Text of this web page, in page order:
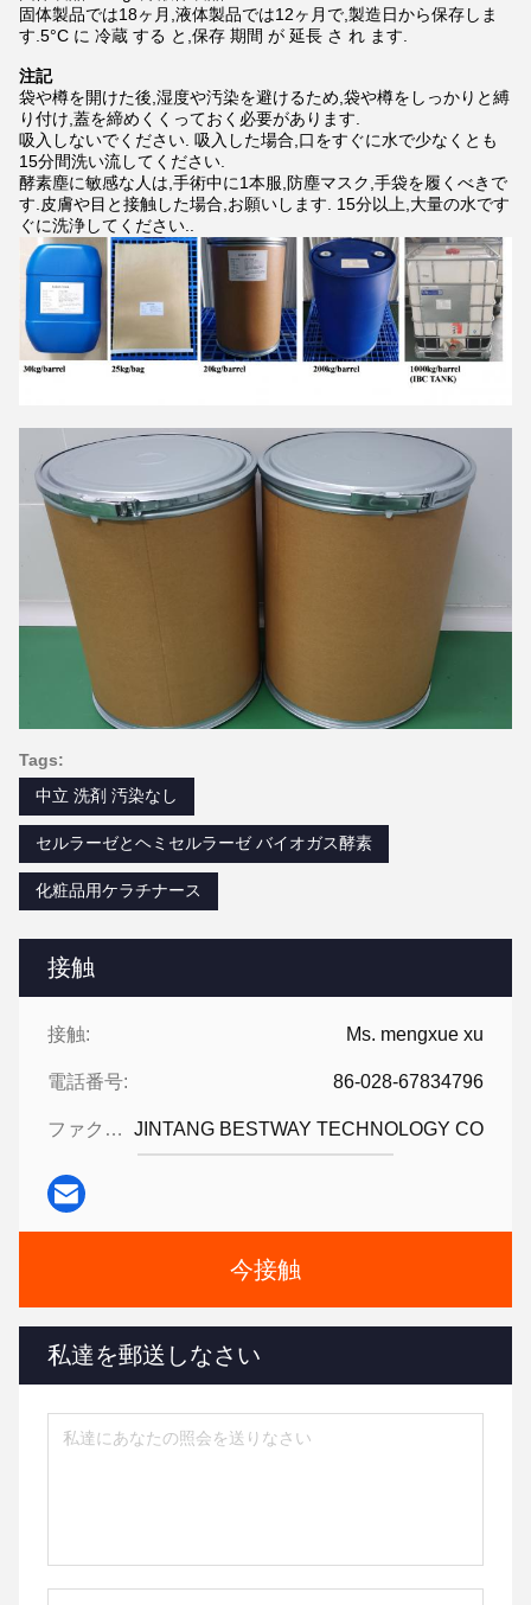
接触
接触: Ms. mengxue xu
電話番号: 86-028-67834796
ファクシミリ: JINTANG BESTWAY TECHNOLOGY CO
今接触
私達を郵送しなさい
固体製品では18ヶ月,液体製品では12ヶ月で,製造日から保存しま
す.5°C に 冷蔵 する と,保存 期間 が 延長 さ れ ます.
注記
袋や樽を開けた後,湿度や汚染を避けるため,袋や樽をしっかりと縛
り付け,蓋を締めくくっておく必要があります.
吸入しないでください. 吸入した場合,口をすぐに水で少なくとも
15分間洗い流してください.
酵素塵に敏感な人は,手術中に1本服,防塵マスク,手袋を履くべきで
す.皮膚や目と接触した場合,お願いします. 15分以上,大量の水です
ぐに洗浄してください..
Tags:
中立 洗剤 汚染なし
セルラーゼとヘミセルラーゼ バイオガス酵素
化粧品用ケラチナース